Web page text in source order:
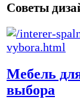
Советы
Мебель
выбора